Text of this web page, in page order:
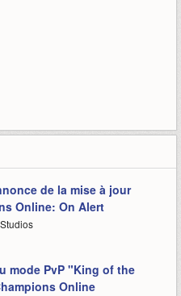
de la mise à jour
Online: On Alert
mode PvP "King of the
Online